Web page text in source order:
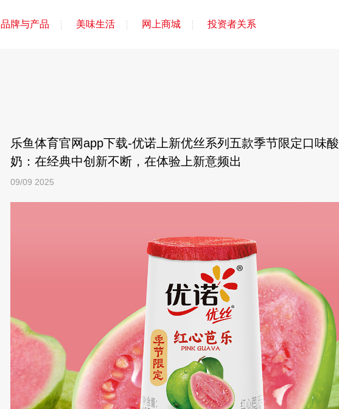
品牌与产品 美味生活 网上商城 投资者关系
乐鱼体育官网app下载-优诺上新优丝系列五款季节限定口味酸
奶：在经典中创新不断，在体验上新意频出
09/09 2025